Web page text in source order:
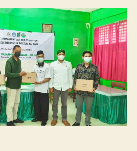
Ma’arif
1
Metro
Satu-
Satunya
Sekolah
Swasta
Penerima
Bantuan
Peralatan
TIK